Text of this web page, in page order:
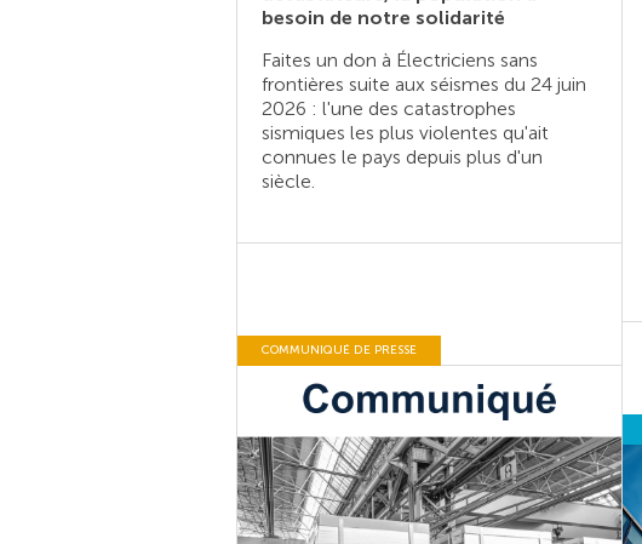
besoin de notre solidarité
Faites un don à Électriciens sans
frontières suite aux séismes du 24 juin
2026 : l'une des catastrophes
sismiques les plus violentes qu'ait
connues le pays depuis plus d'un
siècle.
COMMUNIQUÉ DE PRESSE